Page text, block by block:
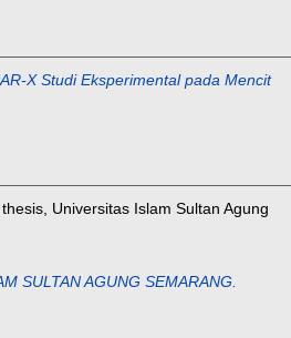
X Studi Eksperimental pada Mencit
Universitas Islam Sultan Agung
SULTAN AGUNG SEMARANG.